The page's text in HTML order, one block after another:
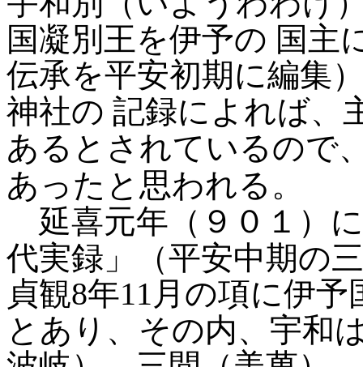
国凝別王を伊予の 国主
伝承を平安初期に編集
神社の 記録によれば、
あるとされているので
あったと思われる。
延喜元年（９０１）
代実録」（平安中期の
貞観8年11月の項に伊
とあり、その内、宇和